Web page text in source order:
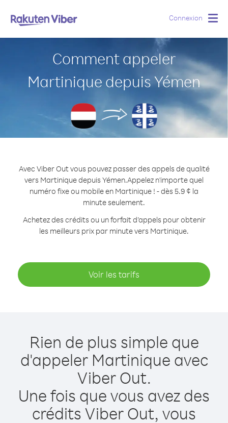
Connexion
Comment appeler
Martinique depuis Yémen
Avec Viber Out vous pouvez passer des appels de qualité
vers Martinique depuis Yémen.Appelez n'importe quel
numéro fixe ou mobile en Martinique ! - dès 5.9 ¢ la
minute seulement.
Achetez des crédits ou un forfait d’appels pour obtenir
les meilleurs prix par minute vers Martinique.
Voir les tarifs
Rien de plus simple que
d'appeler Martinique avec
Viber Out.
Une fois que vous avez des
crédits Viber Out, vous